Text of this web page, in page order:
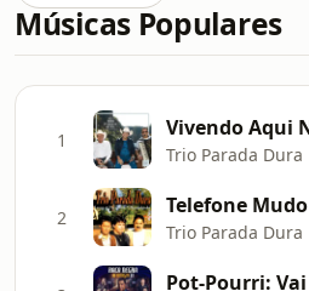
Músicas Populares
1
Trio Parada Dura
2 Telefone Mudo
Trio Parada Dura